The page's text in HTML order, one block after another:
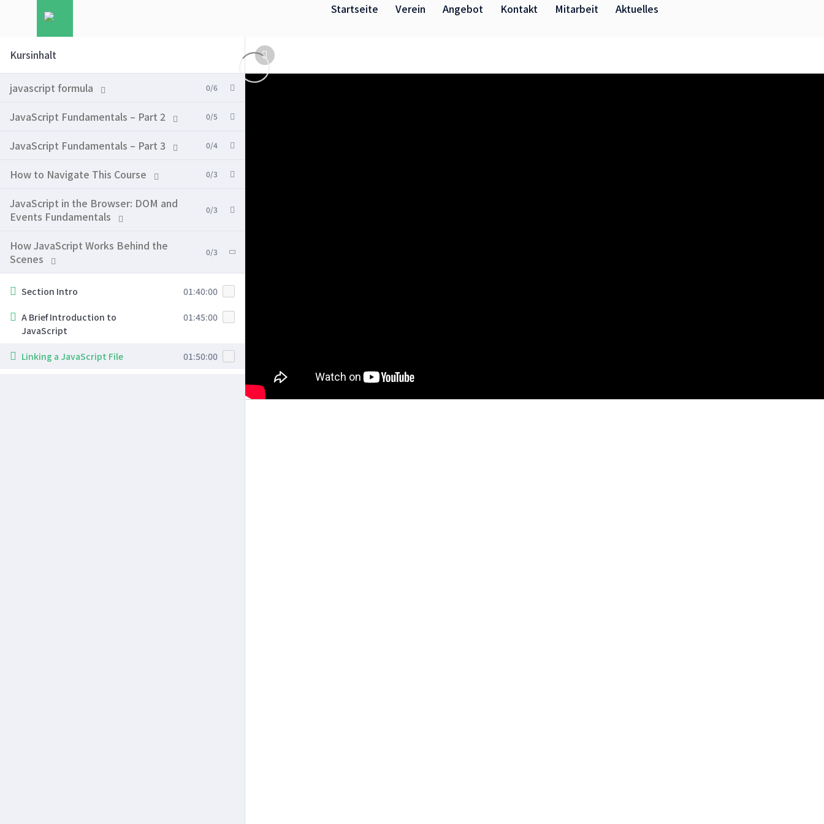
Startseite Verein Angebot Kontakt Mitarbeit Aktuelles
Kursinhalt
javascript formula 0/6
JavaScript Fundamentals – Part 2 0/5
JavaScript Fundamentals – Part 3 0/4
How to Navigate This Course 0/3
JavaScript in the Browser: DOM and
Events Fundamentals
0/3
How JavaScript Works Behind the
Scenes
0/3
Section Intro 01:40:00
A Brief Introduction to
JavaScript
01:45:00
Linking a JavaScript File 01:50:00